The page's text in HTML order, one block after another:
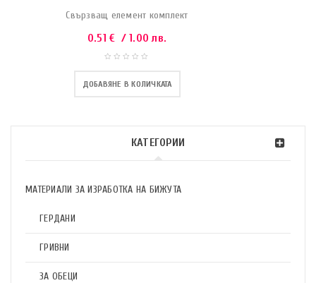
КАТЕГОРИИ
МАТЕРИАЛИ ЗА ИЗРАБОТКА НА БИЖУТА
ГЕРДАНИ
ГРИВНИ
ЗА ОБЕЦИ
Свързващ елемент комплект
0.51€ / 1.00 лв.
ДОБАВЯНЕ В КОЛИЧКАТА